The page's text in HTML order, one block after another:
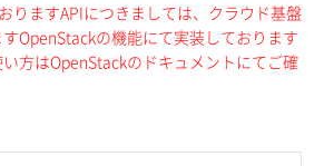
りますAPIにつきましては、クラウド基盤
OpenStackの機能にて実装しております
方はOpenStackのドキュメントにてご確